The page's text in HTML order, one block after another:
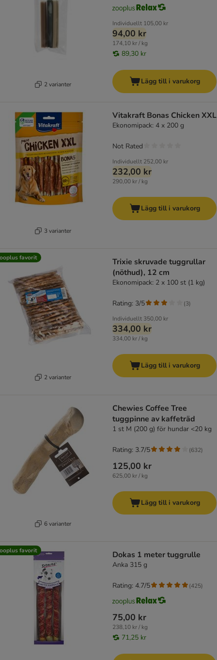
2 varianter
Individuellt 105,00 kr
94,00 kr
174,10 kr / kg
89,30 kr
Lägg till i varukorg
3 varianter
Vitakraft Bonas Chicken XXL
Ekonomipack: 4 x 200 g
Individuellt 252,00 kr
232,00 kr
290,00 kr / kg
Not Rated
Lägg till i varukorg
favorit
2 varianter
Trixie skruvade tuggrullar
(nöthud), 12 cm
Ekonomipack: 2 x 100 st (1 kg)
Individuellt 350,00 kr
334,00 kr
334,00 kr / kg
Rating: 3/5 (3)
Lägg till i varukorg
6 varianter
Chewies Coffee Tree
tuggpinne av kaffeträd
1 st M (200 g) för hundar <20 kg
125,00 kr
625,00 kr / kg
Rating: 3.7/5 (632)
Lägg till i varukorg
favorit Dokas 1 meter tuggrulle
Anka 315 g
75,00 kr
238,10 kr / kg
71,25 kr
Rating: 4.7/5 (425)